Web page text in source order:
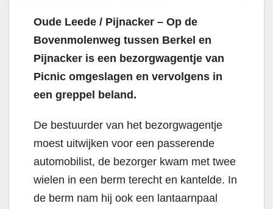
Oude Leede / Pijnacker – Op de
Bovenmolenweg tussen Berkel en
Pijnacker is een bezorgwagentje van
Picnic omgeslagen en vervolgens in
een greppel beland.
De bestuurder van het bezorgwagentje
moest uitwijken voor een passerende
automobilist, de bezorger kwam met twee
wielen in een berm terecht en kantelde. In
de berm nam hij ook een lantaarnpaal